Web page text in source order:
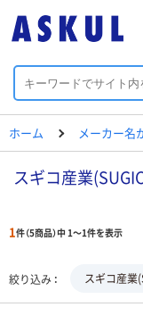
ホーム メーカー名
スギコ産業
1件（5商品）中 1～1件を表示
絞り込み スギコ産業